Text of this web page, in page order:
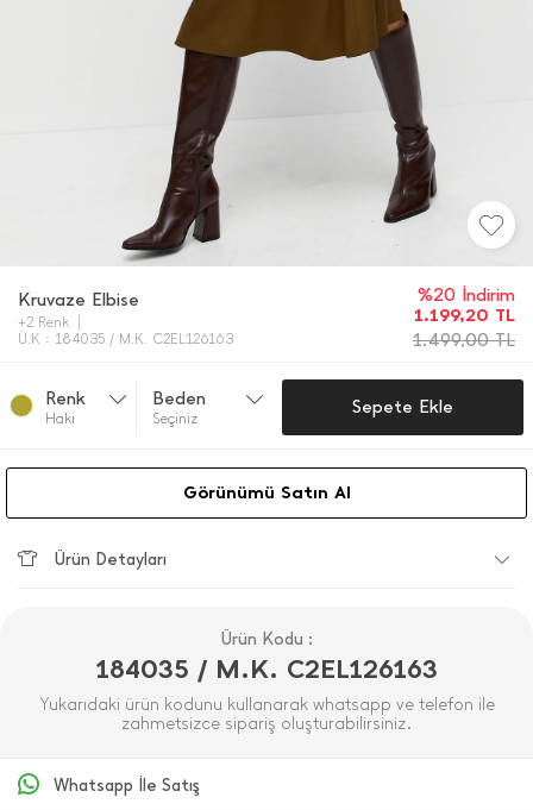
Kruvaze Elbise
+2 Renk
Ü.K : 184035 / M.K. C2EL126163
%20 İndirim
1.199,20 TL
1.499,00TL
Renk
Haki̇
Beden
Seçiniz
Sepete Ekle
Görünümü Satın Al
Ürün Detayları
Ürün Kodu :
184035 / M.K. C2EL126163
Yukarıdaki ürün kodunu kullanarak whatsapp ve telefon ile
zahmetsizce sipariş oluşturabilirsiniz.
Whatsapp İle Satış